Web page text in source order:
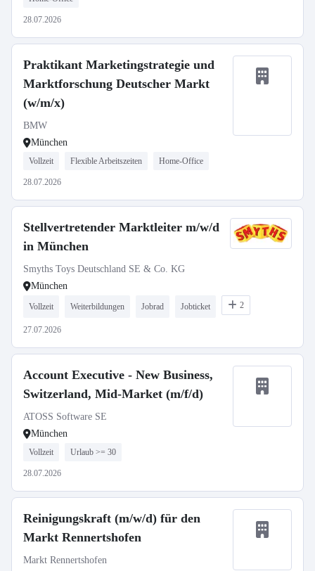
28.07.2026
Praktikant Marketingstrategie und
Marktforschung Deutscher Markt
(w/m/x)
BMW
München
Vollzeit Flexible Arbeitszeiten Home-Office
28.07.2026
Stellvertretender Marktleiter m/w/d
in München
Smyths Toys Deutschland SE & Co. KG
München
Vollzeit Weiterbildungen Jobrad Jobticket 2
27.07.2026
Account Executive - New Business,
Switzerland, Mid-Market (m/f/d)
ATOSS Software SE
München
Vollzeit Urlaub >= 30
28.07.2026
Reinigungskraft (m/w/d) für den
Markt Rennertshofen
Markt Rennertshofen